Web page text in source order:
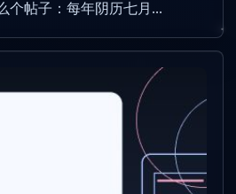
个帖子：每年阴历七月...